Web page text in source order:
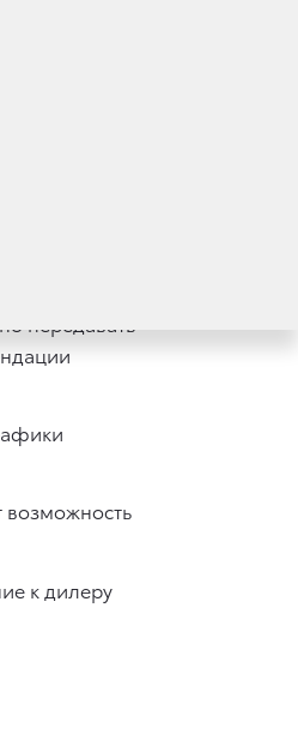
постоянно
модулем
передавать
к дилеру